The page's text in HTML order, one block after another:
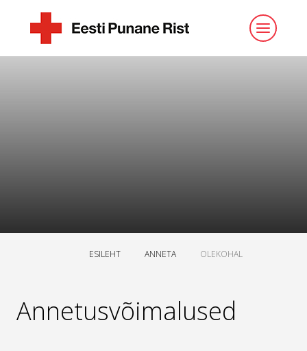
ESILEHT ANNETA OLEKOHAL
Annetusvõimalused